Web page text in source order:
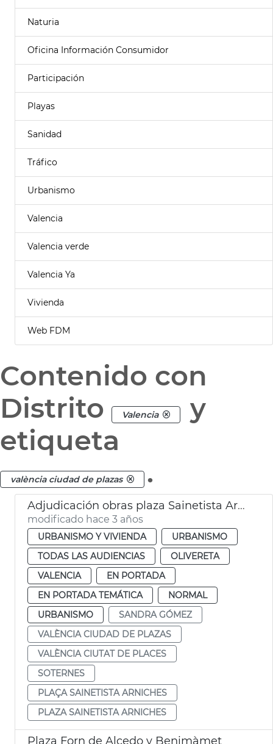
Naturia
Oficina Información Consumidor
Participación
Playas
Sanidad
Tráfico
Urbanismo
Valencia
Valencia verde
Valencia Ya
Vivienda
Web FDM
Contenido con
Distrito
Valencia
y
etiqueta
valència ciudad de plazas .
Adjudicación obras plaza Sainetista Arniches
modificado hace 3 años
URBANISMO Y VIVIENDA
URBANISMO
TODAS LAS AUDIENCIAS
OLIVERETA
VALENCIA
EN PORTADA
EN PORTADA TEMÁTICA
NORMAL
URBANISMO
SANDRA GÓMEZ
VALÈNCIA CIUDAD DE PLAZAS
VALÈNCIA CIUTAT DE PLACES
SOTERNES
PLAÇA SAINETISTA ARNICHES
PLAZA SAINETISTA ARNICHES
Plaza Forn de Alcedo y Benimàmet